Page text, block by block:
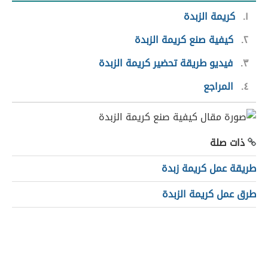
١ كريمة الزبدة
٢ كيفية صنع كريمة الزبدة
٣ فيديو طريقة تحضير كريمة الزبدة
٤
المراجع
ذات صلة
طريقة عمل كريمة زبدة
طرق عمل كريمة الزبدة